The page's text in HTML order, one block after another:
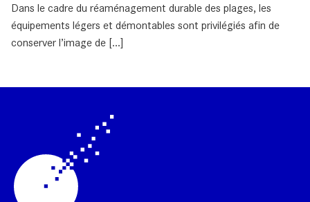
Dans le cadre du réaménagement durable des plages, les
équipements légers et démontables sont privilégiés afin de
conserver l’image de [...]